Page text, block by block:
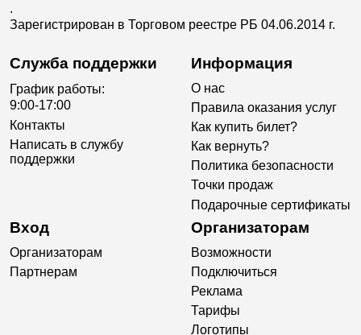
.
Зарегистрирован в Торговом реестре РБ 04.06.2014 г.
Служба поддержки
График работы:
9:00-17:00
Контакты
Написать в службу
поддержки
Информация
О нас
Правила оказания услуг
Как купить билет?
Как вернуть?
Политика безопасности
Точки продаж
Подарочные сертификаты
Вход
Организаторам
Партнерам
Организаторам
Возможности
Подключиться
Реклама
Тарифы
Логотипы